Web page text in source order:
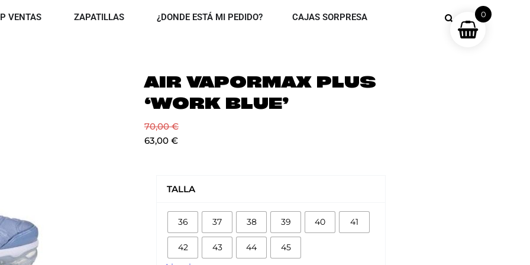
VENTAS OPEN TOP VENTAS
ZAPATILLAS OPEN ZAPATILLAS
¿DONDE ESTÁ MI PEDIDO? CAJAS SORPRESA
AIR VAPORMAX PLUS
‘WORK BLUE’
70,00€
63,00 €
TALLA
36 37 38 39 40 41
42 43 44 45
VAPORMAX
'WORK
BLUE'
cantidad
0